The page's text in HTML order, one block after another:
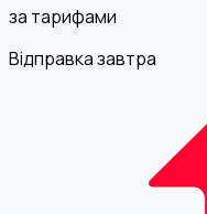
за тарифами
Відправка завтра